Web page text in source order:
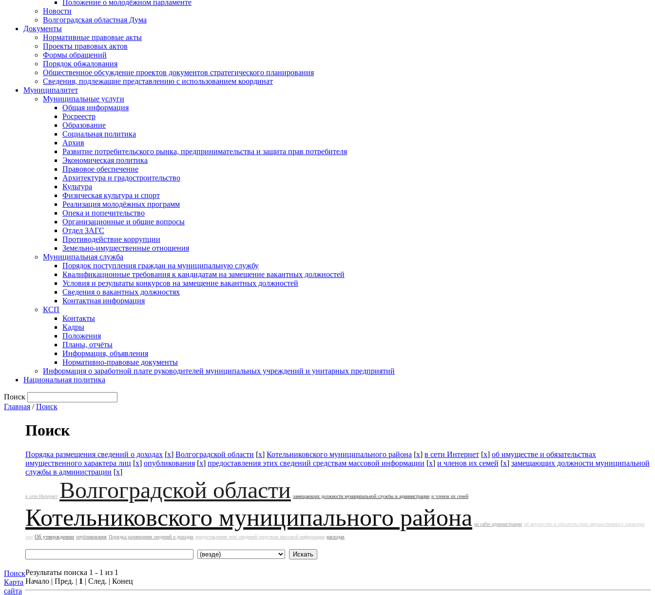
Положение о молодёжном парламенте
Новости
Волгоградская областная Дума
Документы
Нормативные правовые акты
Проекты правовых актов
Формы обращений
Порядок обжалования
Общественное обсуждение проектов документов стратегического планирования
Сведения, подлежащие представлению с использованием координат
Муниципалитет
Муниципальные услуги
Общая информация
Росреестр
Образование
Социальная политика
Архив
Развитие потребительского рынка, предпринимательства и защита прав потребителя
Экономическая политика
Правовое обеспечение
Архитектура и градостроительство
Культура
Физическая культура и спорт
Реализация молодёжных программ
Опека и попечительство
Организационные и общие вопросы
Отдел ЗАГС
Противодействие коррупции
Земельно-имущественные отношения
Муниципальная служба
Порядок поступления граждан на муниципальную службу
Квалификационные требования к кандидатам на замещение вакантных должностей
Условия и результаты конкурсов на замещение вакантных должностей
Сведения о вакантных должностях
Контактная информация
КСП
Контакты
Кадры
Положения
Планы, отчёты
Информация, объявления
Нормативно-правовые документы
Информация о заработной плате руководителей муниципальных учреждений и унитарных предприятий
Национальная политика
Поиск
Главная /Поиск
Поиск
Карта
сайта
Поиск
Порядка размещения сведений о доходах [x] Волгоградской области [x] Котельниковского муниципального района [x] в сети Интернет [x] об имуществе и обязательствах
имущественного характера лиц [x] опубликования [x] предоставления этих сведений средствам массовой информации [x] и членов их семей [x] замещающих должности муниципальной
службы в администрации [x]
в сети Интернет Волгоградской области замещающих должности муниципальной службы в администрации и членов их семей
Котельниковского муниципального района на сайте администрации об имуществе и обязательствах имущественного характера
лиц Об утверждении опубликования Порядка размещения сведений о доходах предоставления этих сведений средствам массовой информации расходах
Результаты поиска 1 - 1 из 1
Начало | Пред. | 1 | След. | Конец